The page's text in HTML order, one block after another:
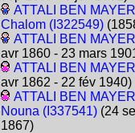
ATTALI BEN
Chalom (I322549)
ATTALI BEN
avr 1860 - 23 mars
ATTALI BEN
avr 1862 - 22 fév 1940)
ATTALI BEN
Nouna (I337541)(24
1867)